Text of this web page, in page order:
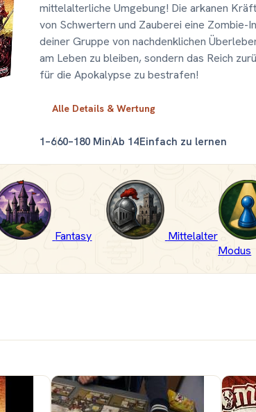
mittelalterliche Umgebung! Die arkanen
von Schwertern und Zauberei eine Zombie-
deiner Gruppe von nachdenklichen
am Leben zu bleiben, sondern das Reich
für die Apokalypse zu bestrafen!
Alle Details & Wertung
1–660–180 MinAb 14Einfach zu lernen
Fantasy Mittelalter
Modus